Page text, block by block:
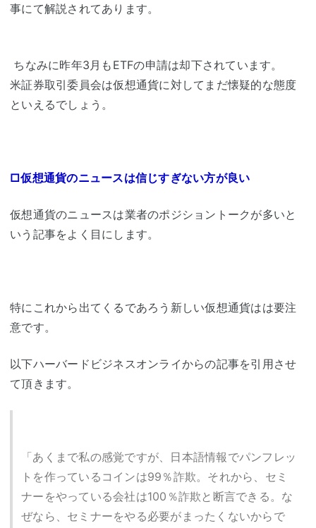
事にて解説されてあります。
ちなみに昨年3月もETFの申請は却下されています。
米証券取引委員会は仮想通貨に対してまだ懐疑的な態度
といえるでしょう。
□仮想通貨のニュースは信じすぎない方が良い
仮想通貨のニュースは業者のポジショントークが多いと
いう記事をよく目にします。
特にこれから出てくるであろう新しい仮想通貨はは要注
意です。
以下ハーバードビジネスオンライからの記事を引用させ
て頂きます。
「あくまで私の感覚ですが、日本語情報でパンフレッ
トを作っているコインは99％詐欺。それから、セミ
ナーをやっている会社は100％詐欺と断言できる。な
ぜなら、セミナーをやる必要がまったくないからで